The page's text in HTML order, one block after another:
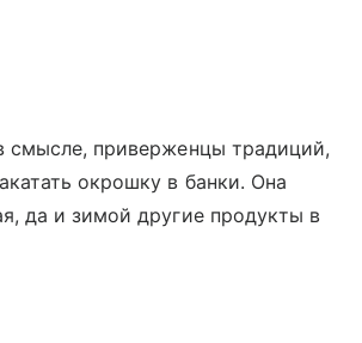
смысле, приверженцы традиций,
окрошку в банки. Она
да и зимой другие продукты в